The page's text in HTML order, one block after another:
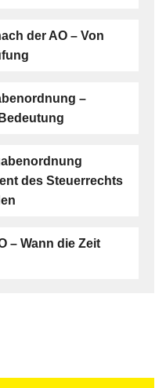
der AO – Von
–
des Steuerrechts
– Wann die Zeit